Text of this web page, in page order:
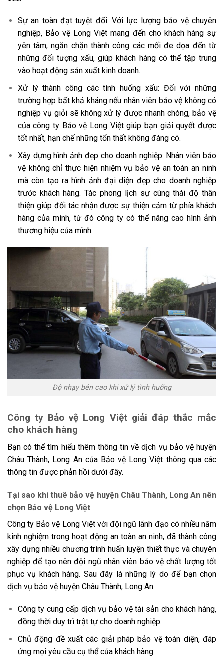
Sự an toàn đạt tuyệt đối: Với lực lượng bảo vệ chuyên
nghiệp, Bảo vệ Long Việt mang đến cho khách hàng sự
yên tâm, ngăn chặn thành công các mối đe dọa đến từ
những đối tượng xấu, giúp khách hàng có thể tập trung
vào hoạt động sản xuất kinh doanh.
Xử lý thành công các tình huống xấu: Đối với những
trường hợp bất khả kháng nếu nhân viên bảo vệ không có
nghiệp vụ giỏi sẽ không xử lý được nhanh chóng, bảo vệ
của công ty Bảo vệ Long Việt giúp bạn giải quyết được
tốt nhất, hạn chế những tổn thất không đáng có.
Xây dựng hình ảnh đẹp cho doanh nghiệp: Nhân viên bảo
vệ không chỉ thực hiện nhiệm vụ bảo vệ an toàn an ninh
mà còn tạo ra hình ảnh đại diện đẹp cho doanh nghiệp
trước khách hàng. Tác phong lịch sự cùng thái độ thân
thiện giúp đối tác nhận được sự thiện cảm từ phía khách
hàng của mình, từ đó công ty có thể nâng cao hình ảnh
thương hiệu của mình.
Độ nhạy bén cao khi xử lý tình huống
Công ty Bảo vệ Long Việt giải đáp thắc mắc
cho khách hàng
Bạn có thể tìm hiểu thêm thông tin về dịch vụ bảo vệ huyện
Châu Thành, Long An của Bảo vệ Long Việt thông qua các
thông tin được phản hồi dưới đây.
Tại sao khi thuê bảo vệ huyện Châu Thành, Long An nên
chọn Bảo vệ Long Việt
Công ty Bảo vệ Long Việt với đội ngũ lãnh đạo có nhiều năm
kinh nghiệm trong hoạt động an toàn an ninh, đã thành công
xây dựng nhiều chương trình huấn luyện thiết thực và chuyên
nghiệp để tạo nên đội ngũ nhân viên bảo vệ chất lượng tốt
phục vụ khách hàng. Sau đây là những lý do để bạn chọn
dịch vụ bảo vệ huyện Châu Thành, Long An.
Công ty cung cấp dịch vụ bảo vệ tài sản cho khách hàng,
đồng thời duy trì trật tự cho doanh nghiệp.
Chủ động đề xuất các giải pháp bảo vệ toàn diện, đáp
ứng mọi yêu cầu cụ thể của khách hàng.